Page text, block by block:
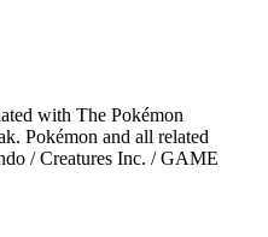
with The Pokémon
Pokémon and all related
/ Creatures Inc. / GAME